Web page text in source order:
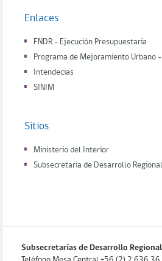
Enlaces
FNDR - Ejecución Presupuestaria
Programa de Mejoramiento Urbano -
Intendecias
SINIM
Sitios
Ministerio del Interior
Subsecretaria de Desarrollo
Subsecretarías de Desarrollo